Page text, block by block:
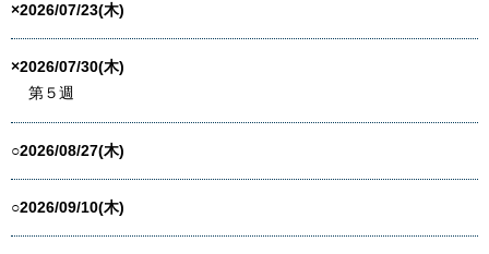
×2026/07/23(木)
×2026/07/30(木)
第５週
○2026/08/27(木)
○2026/09/10(木)